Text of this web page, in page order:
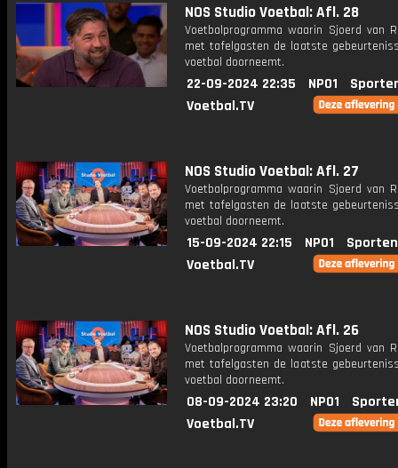
NOS Studio Voetbal: Afl. 28
Voetbalprogramma waarin Sjoerd van
met tafelgasten de laatste
voetbal doorneemt.
22-09-2024 22:35 NPO1
Voetbal.TV
NOS Studio Voetbal: Afl. 27
Voetbalprogramma waarin Sjoerd van
met tafelgasten de laatste
voetbal doorneemt.
15-09-2024 22:15 NPO1
Voetbal.TV
NOS Studio Voetbal: Afl. 26
Voetbalprogramma waarin Sjoerd van
met tafelgasten de laatste
voetbal doorneemt.
08-09-2024 23:20 NPO1
Voetbal.TV